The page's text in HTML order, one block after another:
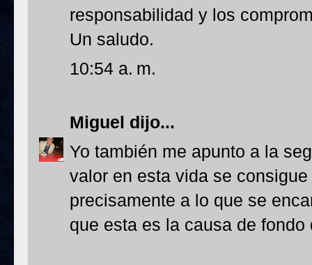
responsabilidad y los
Un saludo.
10:54 a. m.
Miguel dijo...
Yo también me apunto a la
valor en esta vida se
precisamente a lo que se
que esta es la causa de